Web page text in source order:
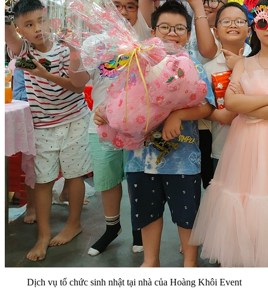
Dịch vụ tổ chức sinh nhật tại nhà của Hoàng Khôi Event